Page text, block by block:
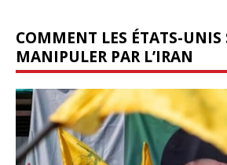
COMMENT LES ÉTATS-UNIS
MANIPULER PAR L’IRAN